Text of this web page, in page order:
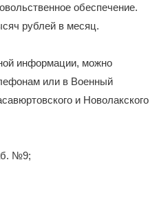
обеспечение.
рублей в месяц.
информации, можно
или в Военный
и Новолакского
№9;